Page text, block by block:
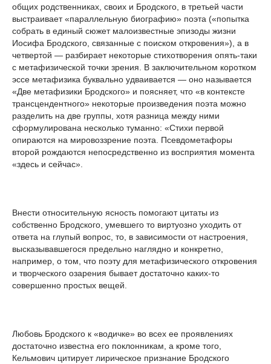
общих родственниках, своих и Бродского, в третьей части
выстраивает «параллельную биографию» поэта («попытка
собрать в единый сюжет малоизвестные эпизоды жизни
Иосифа Бродского, связанные с поиском откровения»), а в
четвертой — разбирает некоторые стихотворения опять-таки
с метафизической точки зрения. В заключительном коротком
эссе метафизика буквально удваивается — оно называется
«Две метафизики Бродского» и поясняет, что «в контексте
трансцендентного» некоторые произведения поэта можно
разделить на две группы, хотя разница между ними
сформулирована несколько туманно: «Стихи первой
опираются на мировоззрение поэта. Псевдометафоры
второй рождаются непосредственно из восприятия момента
«здесь и сейчас».
Внести относительную ясность помогают цитаты из
собственно Бродского, умевшего то виртуозно уходить от
ответа на глупый вопрос, то, в зависимости от настроения,
высказывавшегося предельно наглядно и конкретно,
например, о том, что поэту для метафизического откровения
и творческого озарения бывает достаточно каких-то
совершенно простых вещей.
Любовь Бродского к «водичке» во всех ее проявлениях
достаточно известна его поклонникам, а кроме того,
Кельмович цитирует лирическое признание Бродского